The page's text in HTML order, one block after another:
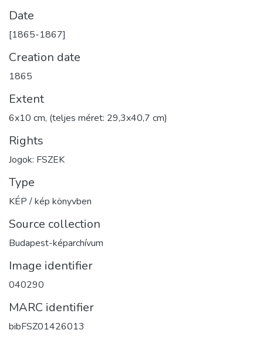
Date
[1865-1867]
Creation date
1865
Extent
6x10 cm, (teljes méret: 29,3x40,7 cm)
Rights
Jogok: FSZEK
Type
KÉP / kép könyvben
Source collection
Budapest-képarchívum
Image identifier
040290
MARC identifier
bibFSZ01426013